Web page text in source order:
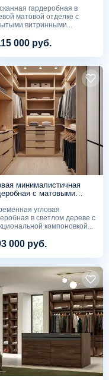
гардеробная в
матовой отделке с
витринными...
000 руб.
минималистичная
с матовыми
угловая
в светлом дереве с
компоновкой...
000 руб.